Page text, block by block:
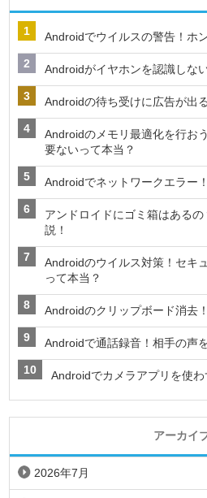
Androidでウイルスの警告！ホ
Androidがイヤホンを認識しな
Androidの待ち受けに広告が出
Androidのメモリ最適化を行お
要ないって本当？
Androidでネットワークエラー
アンドロイドにゴミ箱はある
説！
Androidのウイルス対策！セキ
って本当？
Androidのクリップボード消去
Androidで通話録音！相手の声
Androidでカメラアプリを使
アーカイ
2026年7月